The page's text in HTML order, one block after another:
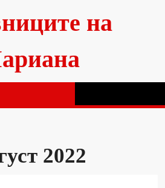
на
2022